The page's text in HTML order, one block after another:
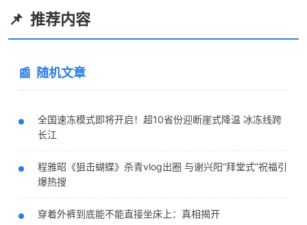
推荐内容
随机文章
全国速冻模式即将开启！超10省份迎断崖式降温 冰冻线跨
长江
程雅昭《狙击蝴蝶》杀青vlog出圈 与谢兴阳“拜堂式”祝福引
爆热搜
穿着外裤到底能不能直接坐床上：真相揭开